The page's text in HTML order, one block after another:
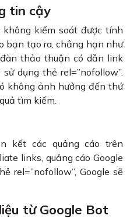
tin cậy
kiểm soát được tính
bạn tạo ra, chẳng hạn như
thảo thuận có dẫn link
dụng thẻ rel=”nofollow”.
không ảnh hưởng đến thứ
tìm kiếm.
kết các quảng cáo trên
links, quảng cáo Google
rel=”nofollow”, Google sẽ
từ Google Bot